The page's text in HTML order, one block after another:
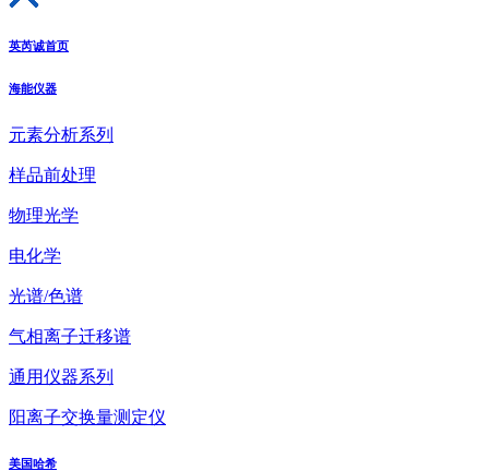
英芮诚首页
海能仪器
元素分析系列
样品前处理
物理光学
电化学
光谱/色谱
气相离子迁移谱
通用仪器系列
阳离子交换量测定仪
美国哈希